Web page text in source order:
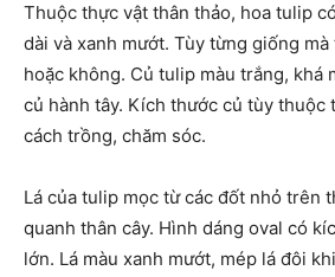
Thuộc thực vật thân thảo, hoa tulip
dài và xanh mướt. Tùy từng giống
hoặc không. Củ tulip màu trắng, khá
củ hành tây. Kích thước củ tùy thuộc
cách trồng, chăm sóc.
Lá của tulip mọc từ các đốt nhỏ trên
quanh thân cây. Hình dáng oval có
lớn. Lá màu xanh mướt, mép lá đôi